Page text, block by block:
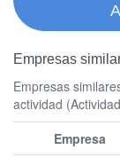
Empresas
Empresas
actividad
Empresa